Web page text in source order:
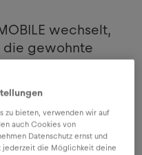
wechselt,
die gewohnte
zu bieten, verwenden wir auf
auch Cookies von
Datenschutz ernst und
jederzeit die Möglichkeit deine